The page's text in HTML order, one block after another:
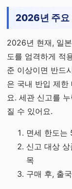
2026년 주요
2026년 현재, 일
도를 엄격하게 적
준 이상이면 반드
은 국내 반입 제한
요. 세관 신고를
질 수 있어요.
면세 한도는
신고 대상
목
구매 후, 출